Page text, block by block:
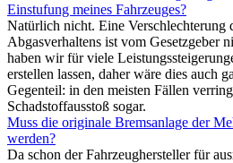
Einstufung meines Fahrzeuges?
Natürlich nicht. Eine Verschlechterung
Abgasverhaltens ist vom Gesetzgeber
haben wir für viele
erstellen lassen, daher wäre dies auch
Gegenteil: in den meisten Fällen
Schadstoffausstoß sogar.
Muss die originale Bremsanlage der
werden?
Da schon der Fahrzeughersteller für